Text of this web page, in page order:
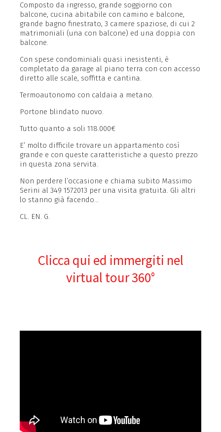
Composto da ingresso, grande soggiorno con
balcone, cucina abitabile con camino e balcone,
grande bagno finestrato, 3 camere spaziose, di cui 2
matrimoniali (una con balcone) ed una doppia con
balcone.
Con spese condominiali quasi inesistenti, è
completato da garage al piano terra con con accesso
diretto alle scale, soffitta e cantina.
Termoautonomo con caldaia a metano.
Portone blindato nuovo.
Tutto quanto a soli 118.000€
E’ molto difficile trovare un appartamento così
grande e con queste caratteristiche a questo prezzo
in questa zona servita.
Non perdere l’occasione e chiama subito Massimo
Serini al 349 1572013 per una visita gratuita. Gli altri
lo stanno già facendo…
CL. EN. G.
Clicca qui ed immergiti nel
virtual tour 360°